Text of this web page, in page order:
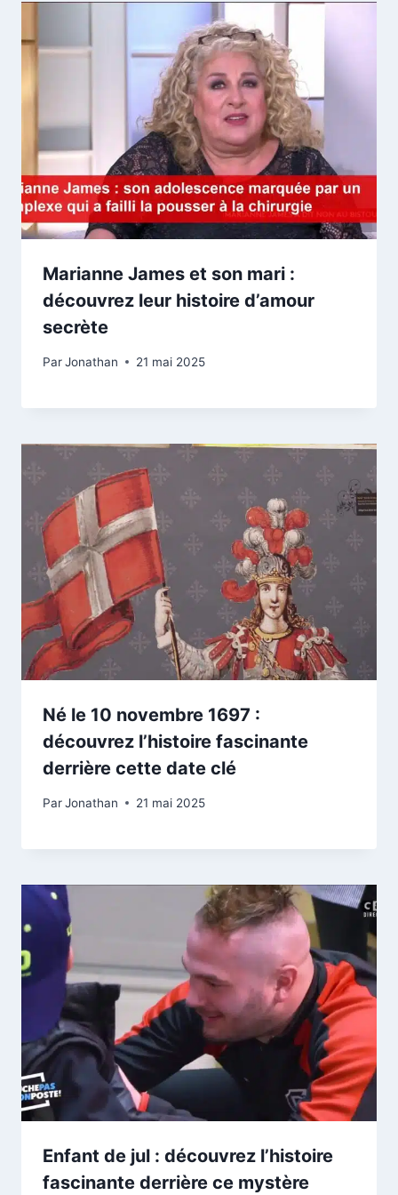
Marianne James et son mari :
découvrez leur histoire d’amour
secrète
ParJonathan 21 mai 2025
Né le 10 novembre 1697 :
découvrez l’histoire fascinante
derrière cette date clé
ParJonathan 21 mai 2025
Enfant de jul : découvrez l’histoire
fascinante derrière ce mystère